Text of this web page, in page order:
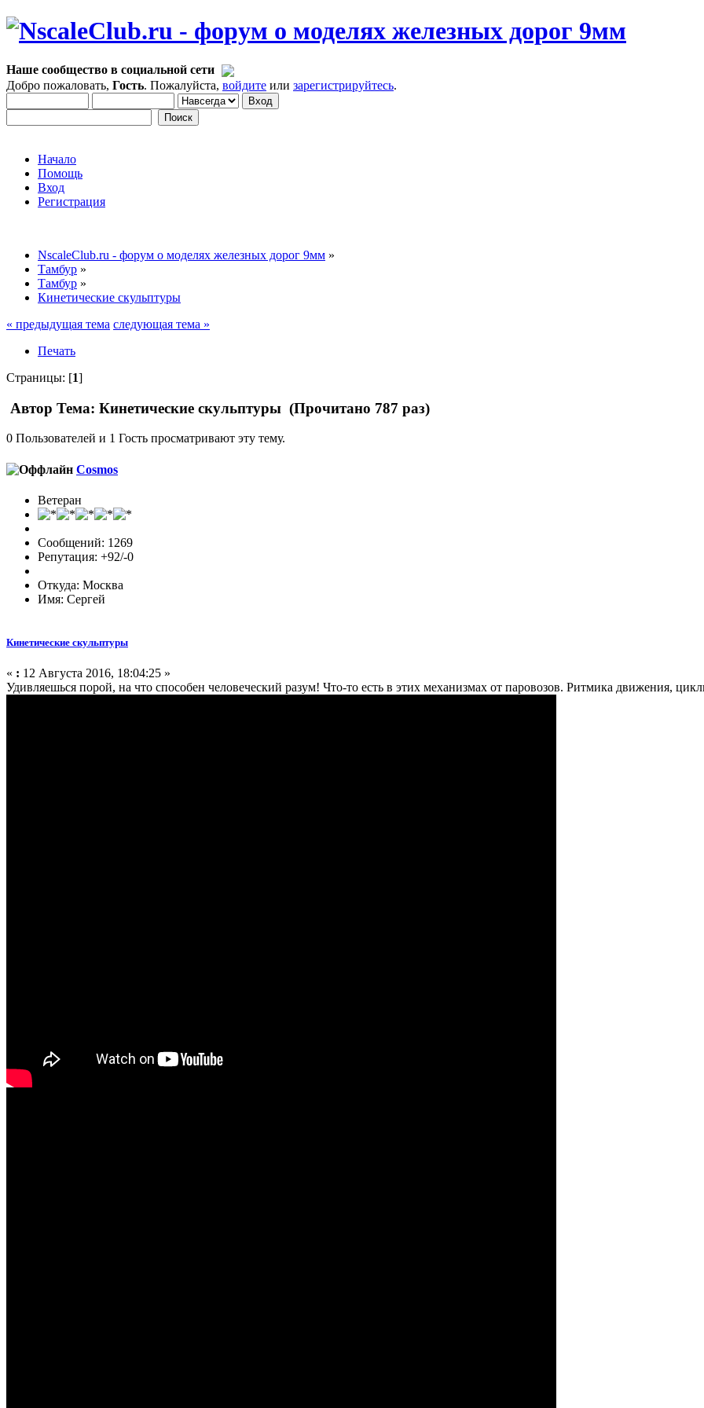
Наше сообщество в социальной сети
Добро пожаловать, Гость. Пожалуйста, войдите или зарегистрируйтесь.
Начало
Помощь
Вход
Регистрация
NscaleClub.ru - форум о моделях железных дорог 9мм »
Тамбур »
Тамбур »
Кинетические скульптуры
« предыдущая тема следующая тема »
Печать
Страницы: [1]
Автор Тема: Кинетические скульптуры (Прочитано 787 раз)
0 Пользователей и 1 Гость просматривают эту тему.
Cosmos
Ветеран
Сообщений: 1269
Репутация: +92/-0
Откуда: Москва
Имя: Сергей
Кинетические скульптуры
« : 12 Августа 2016, 18:04:25 »
Удивляешься порой, на что способен человеческий разум! Что-то есть в этих механизмах от паровозов. Ритмика движения,